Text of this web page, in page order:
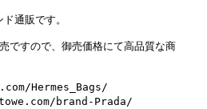
通販です。
ですので、御売価格にて高品質な商
Hermes_Bags/
brand-Prada/